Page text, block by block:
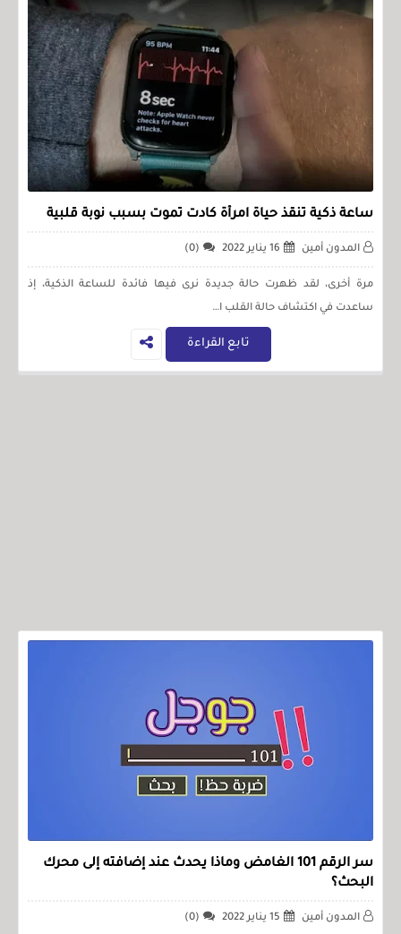
ساعة ذكية تنقذ حياة امرأة كادت تموت بسبب نوبة قلبية
المدون أمين 16 يناير 2022 (0)
مرة أخرى، لقد ظهرت حالة جديدة نرى فيها فائدة للساعة الذكية، إذ
ساعدت في اكتشاف حالة القلب ا…
تابع القراءة
سر الرقم 101 الغامض وماذا يحدث عند إضافته إلى محرك
البحث؟
المدون أمين 15 يناير 2022 (0)